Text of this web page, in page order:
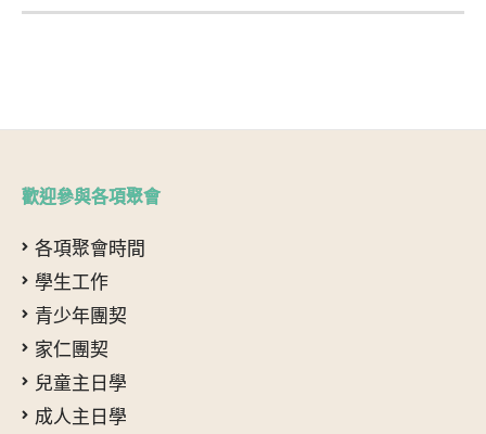
歡迎參與各項聚會
各項聚會時間
學生工作
青少年團契
家仁團契
兒童主日學
成人主日學